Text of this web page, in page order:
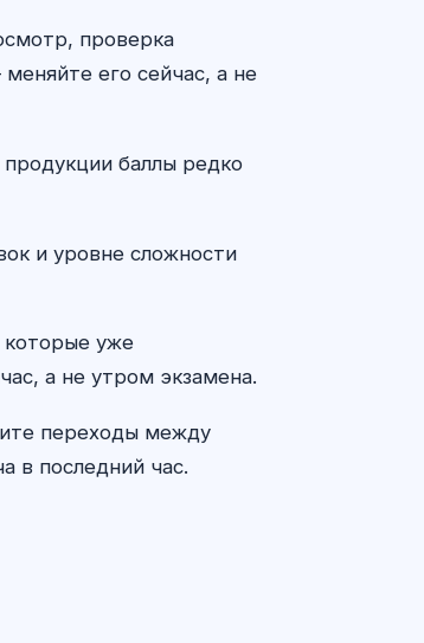
проверка
его сейчас, а не
баллы редко
и уровне сложности
которые уже
а не утром экзамена.
переходы между
в последний час.